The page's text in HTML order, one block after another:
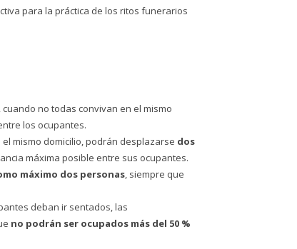
para la práctica de los ritos funerarios
, cuando no todas convivan en el mismo
los ocupantes.
mismo domicilio, podrán desplazarse dos
máxima posible entre sus ocupantes.
máximo dos personas, siempre que
deban ir sentados, las
no podrán ser ocupados más del 50 %